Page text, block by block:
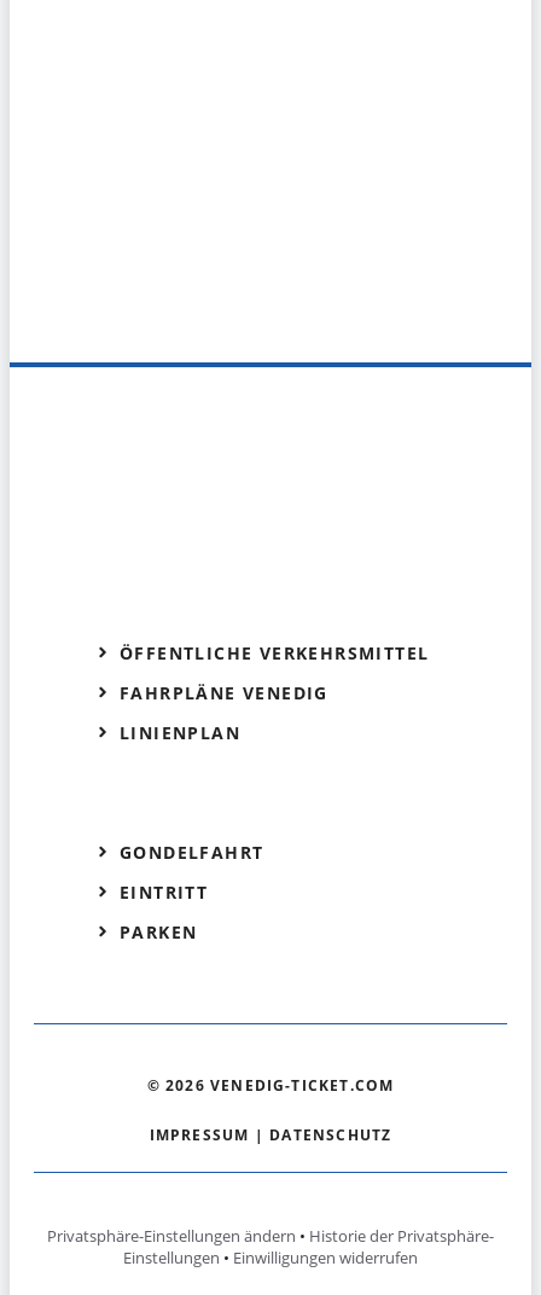
ÖFFENTLICHE VERKEHRSMITTEL
FAHRPLÄNE VENEDIG
LINIENPLAN
GONDELFAHRT
EINTRITT
PARKEN
© 2026 VENEDIG-TICKET.COM
IMPRESSUM | DATENSCHUTZ
Privatsphäre-Einstellungen ändern • Historie der Privatsphäre-
Einstellungen • Einwilligungen widerrufen